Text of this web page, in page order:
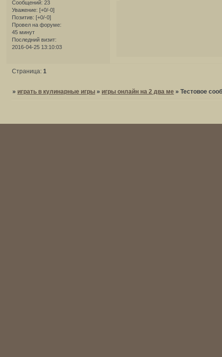
Сообщений: 23
Уважение: [+0/-0]
Позитив: [+0/-0]
Провел на форуме:
45 минут
Последний визит:
2016-04-25 13:10:03
Страница: 1
» играть в кулинарные игры » игры онлайн на 2 два ме »Тестовое